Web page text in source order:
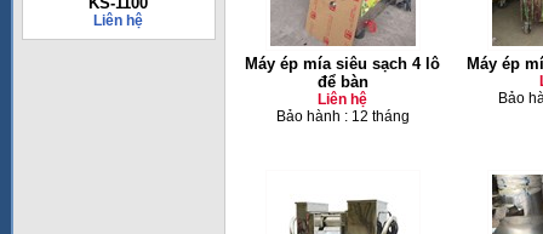
Liên hệ
Máy ép mía siêu sạch 4 lô
để bàn
Liên hệ
Bảo hành : 12 tháng
Máy ép
Bảo